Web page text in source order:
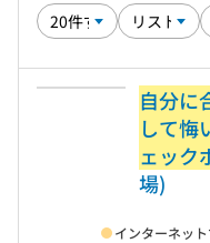
自分に
して悔
ェック
場)
インターネッ